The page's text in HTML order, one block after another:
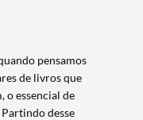
pensamos
de livros que
o essencial de
Partindo desse